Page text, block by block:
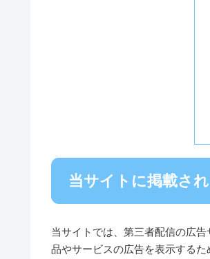
当サイトに掲載さ
当サイトでは、第三者配信の広告
品やサービスの広告を表示するた